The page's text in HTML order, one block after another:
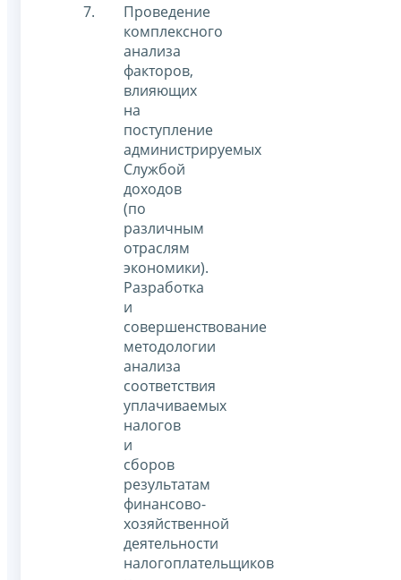
Проведение
комплексного
анализа
факторов,
влияющих
на
поступление
администрируемых
Службой
доходов
(по
различным
отраслям
экономики).
Разработка
и
совершенствование
методологии
анализа
соответствия
уплачиваемых
налогов
и
сборов
результатам
финансово-
хозяйственной
деятельности
налогоплательщиков